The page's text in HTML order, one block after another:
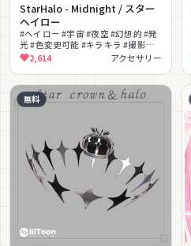
StarHalo - Midnight / スター
ヘイロー
#ヘイロー #宇宙 #夜空 #幻想的 #発
光 #色変更可能 #キラキラ #撮影向
け2,614 アクセサリー
無料